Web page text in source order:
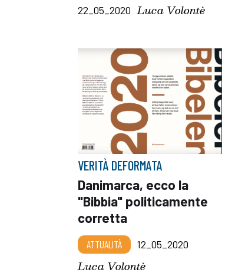
22_05_2020 Luca Volontè
VERITÀ DEFORMATA
Danimarca, ecco la
"Bibbia" politicamente
corretta
ATTUALITÀ 12_05_2020
Luca Volontè